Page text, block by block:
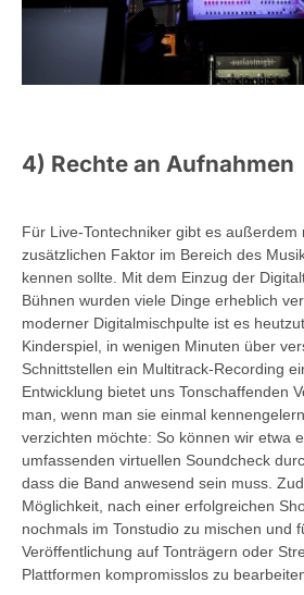
4) Rechte an Aufnahmen
Für Live-Tontechniker gibt es außerdem
zusätzlichen Faktor im Bereich des
kennen sollte. Mit dem Einzug der
Bühnen wurden viele Dinge erheblich
moderner Digitalmischpulte ist es
Kinderspiel, in wenigen Minuten über
Schnittstellen ein Multitrack-Recording
Entwicklung bietet uns Tonschaffenden
man, wenn man sie einmal
verzichten möchte: So können wir etwa
umfassenden virtuellen Soundcheck
dass die Band anwesend sein muss.
Möglichkeit, nach einer erfolgreichen
nochmals im Tonstudio zu mischen und
Veröffentlichung auf Tonträgern oder
Plattformen kompromisslos zu